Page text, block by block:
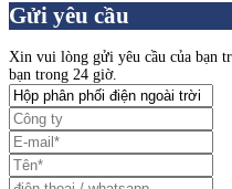
Gửi yêu cầu
Xin vui lòng gửi yêu cầu của bạn
bạn trong 24 giờ.